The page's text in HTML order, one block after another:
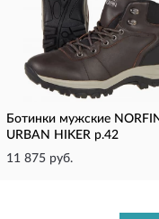
Ботинки мужские
URBAN HIKER р.42
11 875 руб.